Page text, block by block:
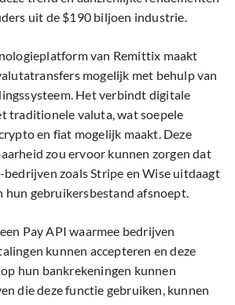
uit de $190 biljoen industrie.
van Remittix maakt
mogelijk met behulp van
Het verbindt digitale
traditionele valuta, wat soepele
en fiat mogelijk maakt. Deze
zou ervoor kunnen zorgen dat
zoals Stripe en Wise uitdaagt
hun gebruikersbestand afsnoept.
Pay API waarmee bedrijven
kunnen accepteren en deze
hun bankrekeningen kunnen
die deze functie gebruiken, kunnen